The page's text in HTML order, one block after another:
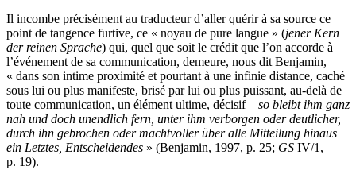
Il incombe précisément au traducteur d’aller quérir à sa source ce
point de tangence furtive, ce « noyau de pure langue » (jener Kern
der reinen Sprache) qui, quel que soit le crédit que l’on accorde à
l’événement de sa communication, demeure, nous dit Benjamin,
« dans son intime proximité et pourtant à une infinie distance, caché
sous lui ou plus manifeste, brisé par lui ou plus puissant, au-delà de
toute communication, un élément ultime, décisif – so bleibt ihm ganz
nah und doch unendlich fern, unter ihm verborgen oder deutlicher,
durch ihn gebrochen oder machtvoller über alle Mitteilung hinaus
ein Letztes, Entscheidendes » (Benjamin, 1997, p. 25; GS IV/1,
p. 19).